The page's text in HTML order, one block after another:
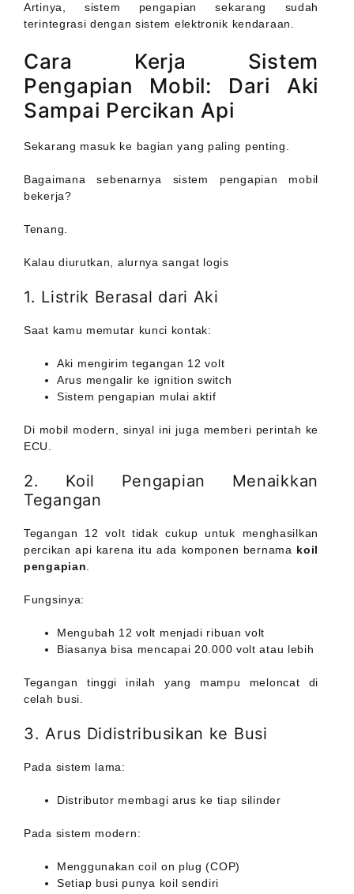
Artinya, sistem pengapian sekarang sudah
terintegrasi dengan sistem elektronik kendaraan.
Cara Kerja Sistem
Pengapian Mobil: Dari Aki
Sampai Percikan Api
Sekarang masuk ke bagian yang paling penting.
Bagaimana sebenarnya sistem pengapian mobil
bekerja?
Tenang.
Kalau diurutkan, alurnya sangat logis
1. Listrik Berasal dari Aki
Saat kamu memutar kunci kontak:
Aki mengirim tegangan 12 volt
Arus mengalir ke ignition switch
Sistem pengapian mulai aktif
Di mobil modern, sinyal ini juga memberi perintah ke
ECU.
2. Koil Pengapian Menaikkan
Tegangan
Tegangan 12 volt tidak cukup untuk menghasilkan
percikan api karena itu ada komponen bernama koil
pengapian.
Fungsinya:
Mengubah 12 volt menjadi ribuan volt
Biasanya bisa mencapai 20.000 volt atau lebih
Tegangan tinggi inilah yang mampu meloncat di
celah busi.
3. Arus Didistribusikan ke Busi
Pada sistem lama:
Distributor membagi arus ke tiap silinder
Pada sistem modern:
Menggunakan coil on plug (COP)
Setiap busi punya koil sendiri